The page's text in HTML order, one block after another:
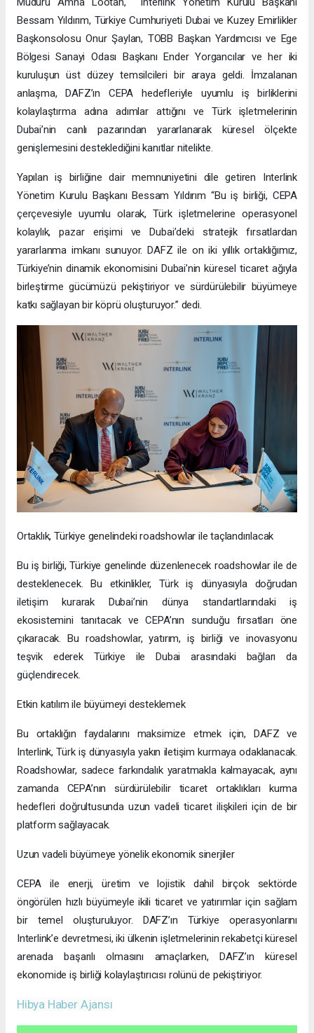
Bessam Yıldırım, Türkiye Cumhuriyeti Dubai ve Kuzey Emirlikler
Başkonsolosu Onur Şaylan, TOBB Başkan Yardımcısı ve Ege
Bölgesi Sanayi Odası Başkanı Ender Yorgancılar ve her iki
kuruluşun üst düzey temsilcileri bir araya geldi. İmzalanan
anlaşma, DAFZ’ın CEPA hedefleriyle uyumlu iş birliklerini
kolaylaştırma adına adımlar attığını ve Türk işletmelerinin
Dubai’nin canlı pazarından yararlanarak küresel ölçekte
genişlemesini desteklediğini kanıtlar nitelikte.
Yapılan iş birliğine dair memnuniyetini dile getiren Interlink
Yönetim Kurulu Başkanı Bessam Yıldırım “Bu iş birliği, CEPA
çerçevesiyle uyumlu olarak, Türk işletmelerine operasyonel
kolaylık, pazar erişimi ve Dubai’deki stratejik fırsatlardan
yararlanma imkanı sunuyor. DAFZ ile on iki yıllık ortaklığımız,
Türkiye’nin dinamik ekonomisini Dubai’nin küresel ticaret ağıyla
birleştirme gücümüzü pekiştiriyor ve sürdürülebilir büyümeye
katkı sağlayan bir köprü oluşturuyor.” dedi.
Ortaklık, Türkiye genelindeki roadshowlar ile taçlandırılacak
Bu iş birliği, Türkiye genelinde düzenlenecek roadshowlar ile de
desteklenecek. Bu etkinlikler, Türk iş dünyasıyla doğrudan
iletişim kurarak Dubai’nin dünya standartlarındaki iş
ekosistemini tanıtacak ve CEPA’nın sunduğu fırsatları öne
çıkaracak. Bu roadshowlar, yatırım, iş birliği ve inovasyonu
teşvik ederek Türkiye ile Dubai arasındaki bağları da
güçlendirecek.
Etkin katılım ile büyümeyi desteklemek
Bu ortaklığın faydalarını maksimize etmek için, DAFZ ve
Interlink, Türk iş dünyasıyla yakın iletişim kurmaya odaklanacak.
Roadshowlar, sadece farkındalık yaratmakla kalmayacak, aynı
zamanda CEPA’nın sürdürülebilir ticaret ortaklıkları kurma
hedefleri doğrultusunda uzun vadeli ticaret ilişkileri için de bir
platform sağlayacak.
Uzun vadeli büyümeye yönelik ekonomik sinerjiler
CEPA ile enerji, üretim ve lojistik dahil birçok sektörde
öngörülen hızlı büyümeyle ikili ticaret ve yatırımlar için sağlam
bir temel oluşturuluyor. DAFZ’ın Türkiye operasyonlarını
Interlink’e devretmesi, iki ülkenin işletmelerinin rekabetçi küresel
arenada başarılı olmasını amaçlarken, DAFZ’ın küresel
ekonomide iş birliği kolaylaştırıcısı rolünü de pekiştiriyor.
Hibya Haber Ajansı